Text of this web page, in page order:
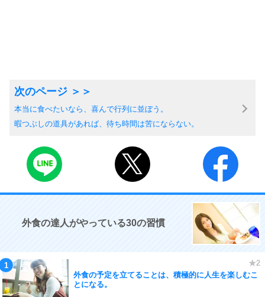
本当に食べたいなら、喜んで行列に並ぼう。
暇つぶしの道具があれば、待ち時間は苦にならない。
外食の達人がやっている30の習慣
外食の予定を立てることは、積極的に人生を楽しむこ
とになる。